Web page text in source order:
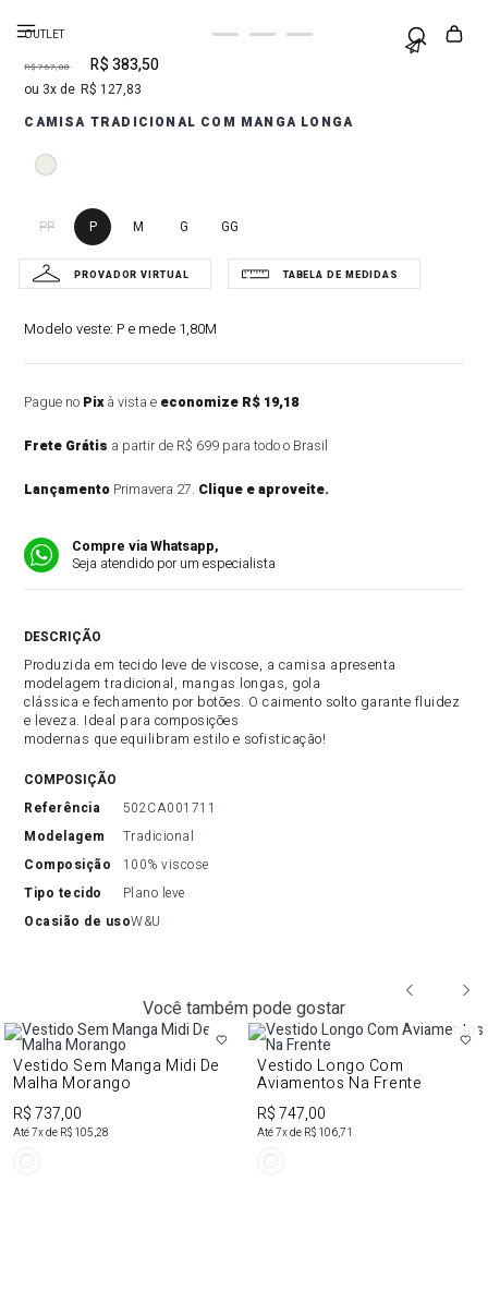
OUTLET
R$ 767,00 R$ 383,50
3 R$ 127,83
CAMISA TRADICIONAL COM MANGA LONGA
PP P M G GG
Modelo veste: P e mede 1,80M
Pague no Pixà vista e economize R$ 19,18
Frete Grátis a partir de R$ 699 para todo o Brasil
Lançamento Primavera 27. Clique e aproveite.
Compre via Whatsapp,
Seja atendido por um especialista
Produzida em tecido leve de viscose, a camisa apresenta
modelagem tradicional, mangas longas, gola
clássica e fechamento por botões. O caimento solto garante fluidez
e leveza. Ideal para composições
modernas que equilibram estilo e sofisticação!
COMPOSIÇÃO
referência
502CA001711
modelagem
Tradicional
composição
100% viscose
tipo tecido
Plano leve
ocasião de usoW&U
Você também pode gostar
Vestido Sem Manga Midi De
Malha Morango
R$ 737,00
Até7x de R$ 105,28
Vestido Longo Com
Aviamentos Na Frente
R$ 747,00
Até7x de R$ 106,71